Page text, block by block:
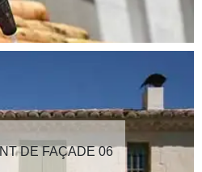
DE FAÇADE 06